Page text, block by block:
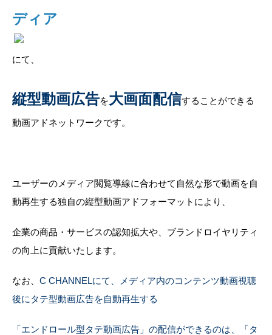
ディア
にて、
縦型動画広告を大画面配信することができる
動画アドネットワークです。
ユーザーのメディア閲覧導線に合わせて自然な形で動画を自
動再生する独自の縦型動画アドフォーマットにより、
企業の商品・サービスの認知拡大や、ブランドロイヤリティ
の向上に貢献いたします。
なお、 C CHANNELにて、メディア内のコンテンツ動画視聴
後にタテ型動画広告を自動再生する
「エンドロール型タテ動画広告」の配信ができるのは、「タ